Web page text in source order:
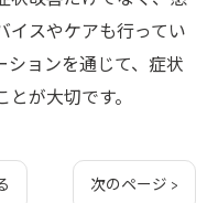
イスやケアも行ってい
ションを通じて、症状
が大切です。
次のページ >